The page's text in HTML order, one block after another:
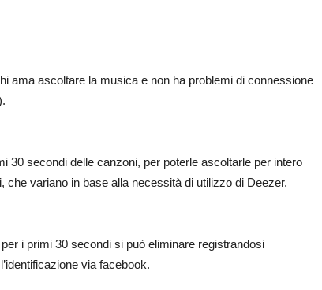
ama ascoltare la musica e non ha problemi di connessione
30 secondi delle canzoni, per poterle ascoltarle per intero
variano in base alla necessità di utilizzo di Deezer.
i primi 30 secondi si può eliminare registrandosi
via facebook.